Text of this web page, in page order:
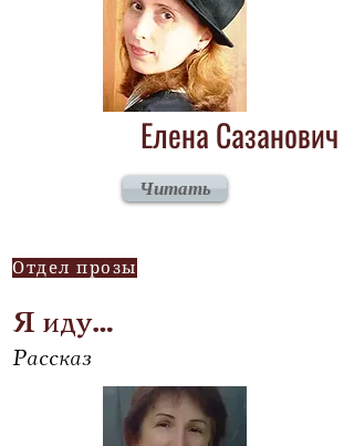
Елена Сазанович
Читать
Отдел прозы
Я иду…
Рассказ